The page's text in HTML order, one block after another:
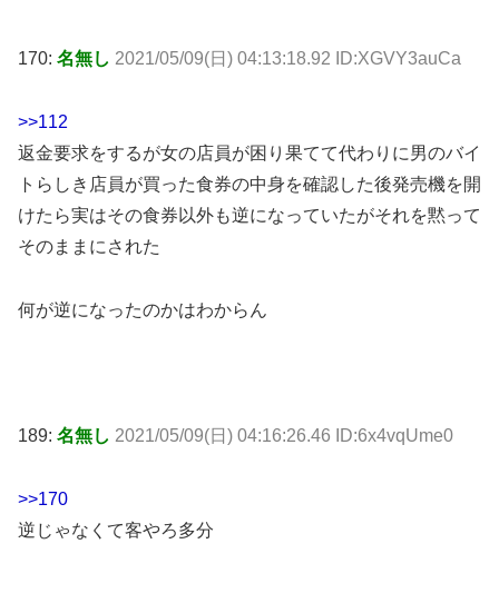
170: 名無し 2021/05/09(日) 04:13:18.92 ID:XGVY3auCa
>>112
返金要求をするが女の店員が困り果てて代わりに男のバイ
トらしき店員が買った食券の中身を確認した後発売機を開
けたら実はその食券以外も逆になっていたがそれを黙って
そのままにされた
何が逆になったのかはわからん
189: 名無し 2021/05/09(日) 04:16:26.46 ID:6x4vqUme0
>>170
逆じゃなくて客やろ多分